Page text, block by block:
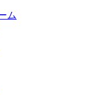
ム